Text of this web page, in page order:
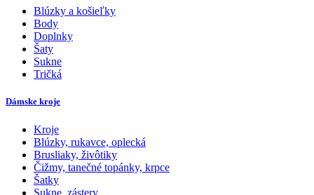
Blúzky a košieľky
Body
Doplnky
Šaty
Sukne
Tričká
Dámske kroje
Kroje
Blúzky, rukavce, oplecká
Brusliaky, živôtiky
Čižmy, tanečné topánky, krpce
Šatky
Sukne, zástery